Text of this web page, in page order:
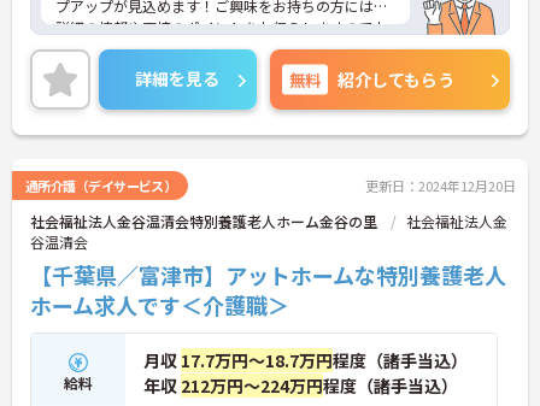
プアップが見込めます！ご興味をお持ちの方には、
詳細の情報や面接のポイントをお伝えしますのでお
気軽にお問い合わせください。
詳細を見る 無料 紹介してもらう
通所介護（デイサービス） 更新日：2024年12月20日
社会福祉法人金谷温清会特別養護老人ホーム金谷の里
社会福祉法人金
谷温清会
【千葉県／富津市】アットホームな特別養護老人
ホーム求人です＜介護職＞
給料
月収 17.7万円～18.7万円程度（諸手当込）
年収 212万円～224万円程度（諸手当込）